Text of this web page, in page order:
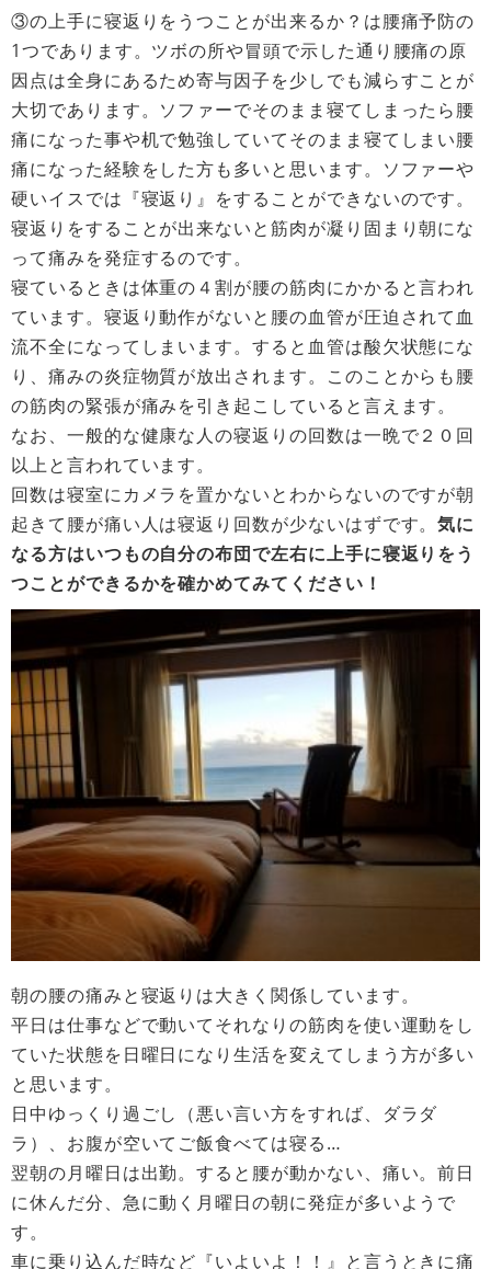
③の上手に寝返りをうつことが出来るか？は腰痛予防の
1つであります。ツボの所や冒頭で示した通り腰痛の原
因点は全身にあるため寄与因子を少しでも減らすことが
大切であります。ソファーでそのまま寝てしまったら腰
痛になった事や机で勉強していてそのまま寝てしまい腰
痛になった経験をした方も多いと思います。ソファーや
硬いイスでは『寝返り』をすることができないのです。
寝返りをすることが出来ないと筋肉が凝り固まり朝にな
って痛みを発症するのです。
寝ているときは体重の４割が腰の筋肉にかかると言われ
ています。寝返り動作がないと腰の血管が圧迫されて血
流不全になってしまいます。すると血管は酸欠状態にな
り、痛みの炎症物質が放出されます。このことからも腰
の筋肉の緊張が痛みを引き起こしていると言えます。
なお、一般的な健康な人の寝返りの回数は一晩で２０回
以上と言われています。
回数は寝室にカメラを置かないとわからないのですが朝
起きて腰が痛い人は寝返り回数が少ないはずです。気に
なる方はいつもの自分の布団で左右に上手に寝返りをう
つことができるかを確かめてみてください！
朝の腰の痛みと寝返りは大きく関係しています。
平日は仕事などで動いてそれなりの筋肉を使い運動をし
ていた状態を日曜日になり生活を変えてしまう方が多い
と思います。
日中ゆっくり過ごし（悪い言い方をすれば、ダラダ
ラ）、お腹が空いてご飯食べては寝る…
翌朝の月曜日は出勤。すると腰が動かない、痛い。前日
に休んだ分、急に動く月曜日の朝に発症が多いようで
す。
車に乗り込んだ時など『いよいよ！！』と言うときに痛